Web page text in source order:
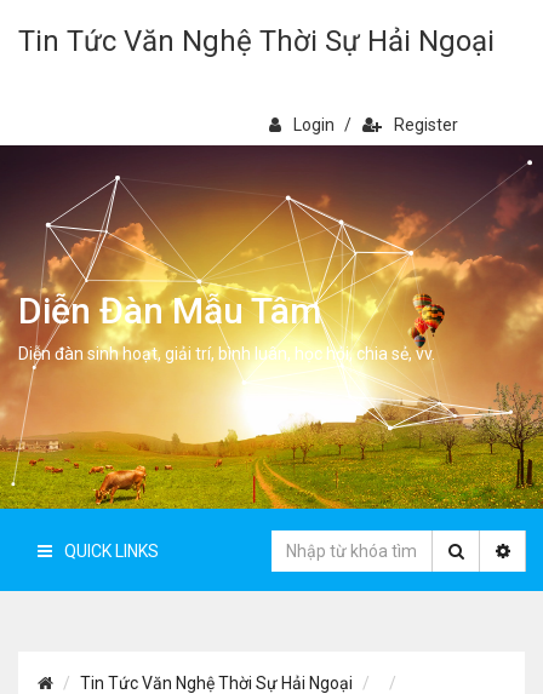
Tin Tức Văn Nghệ Thời Sự Hải Ngoại
Login / Register
Diễn Đàn Mẫu Tâm
Diễn đàn sinh hoạt, giải trí, bình luân, học hỏi, chia sẻ, vv.
QUICK LINKS
Tin Tức Văn Nghệ Thời Sự Hải Ngoại